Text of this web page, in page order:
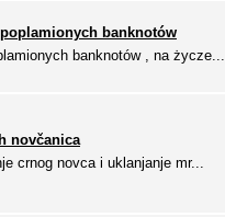
banknotów
banknotów , na życze...
novčanica
crnog novca i uklanjanje mr...